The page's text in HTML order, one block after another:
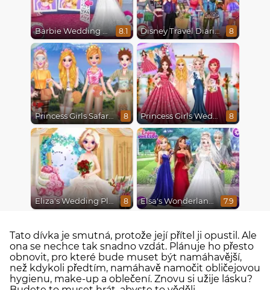
Barbie Wedding Fun 8.1 Disney Travel Diaries: City Break 8
Princess Girls Safari Trip 8 Princess Girls Wedding Trip 8
Eliza's Wedding Planner 8 Elsa's Wonderland Wedding 7.9
Tato dívka je smutná, protože její přítel ji opustil. Ale
ona se nechce tak snadno vzdát. Plánuje ho přesto
obnovit, pro které bude muset být namáhavější,
než kdykoli předtím, namáhavě namočit obličejovou
hygienu, make-up a oblečení. Znovu si užije lásku?